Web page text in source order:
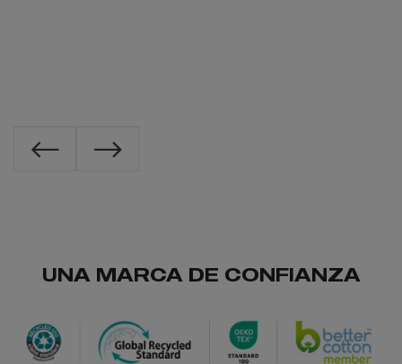
UNA MARCA DE CONFIANZA